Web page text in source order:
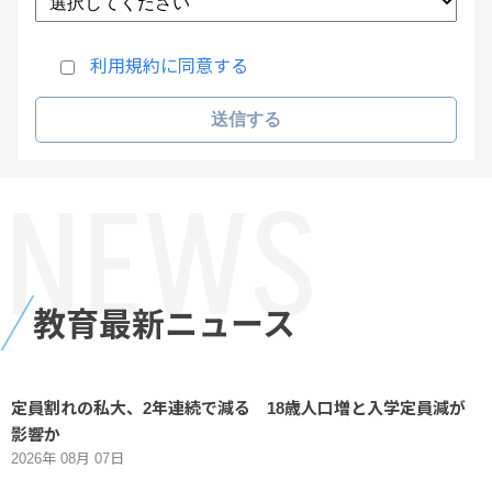
利用規約に同意する
送信する
NEWS
教育最新ニュース
定員割れの私大、2年連続で減る 18歳人口増と入学定員減が
影響か
2026年 08月 07日